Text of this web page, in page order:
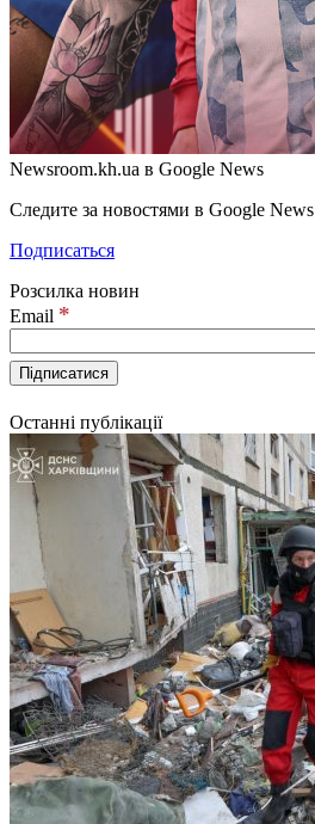
Newsroom.kh.ua в Google News
Следите за новостями в Google News
Подписаться
Розсилка новин
Email *
Останні публікації